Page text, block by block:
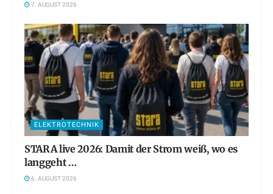
7. AUGUST 2026
ELEKTROTECHNIK
STARA live 2026: Damit der Strom weiß, wo es
langgeht …
6. AUGUST 2026